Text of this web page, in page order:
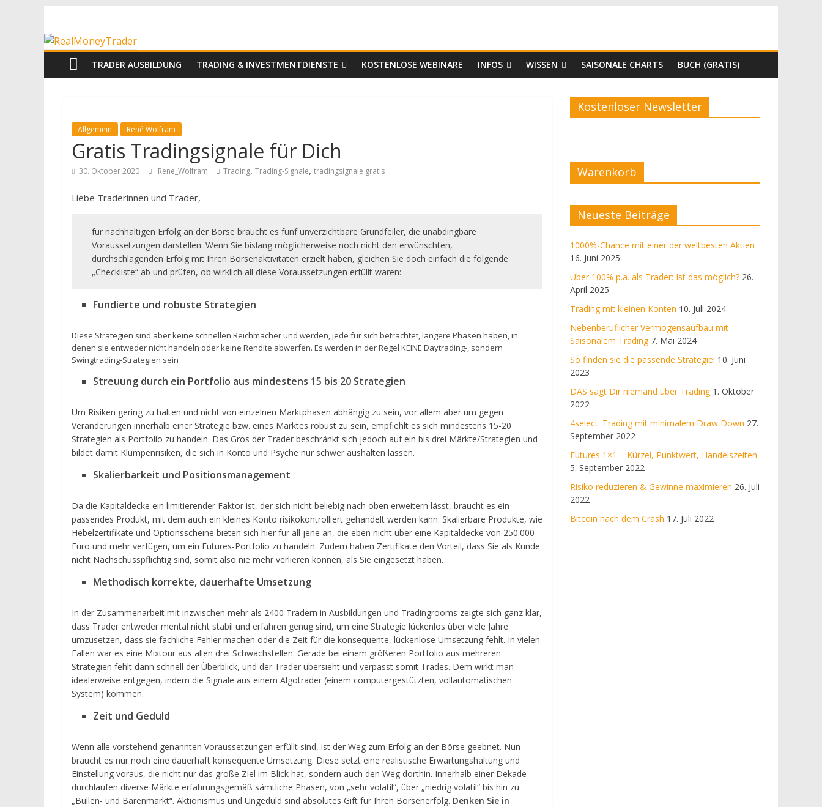
springen
RealMoneyTrader
Echtgeld-
Trading
TRADER AUSBILDUNG TRADING & INVESTMENTDIENSTE KOSTENLOSE WEBINARE INFOS WISSEN SAISONALE CHARTS BUCH (GRATIS)
Allgemein René Wolfram
Gratis Tradingsignale für Dich
30. Oktober 2020 Rene_Wolfram Trading, Trading-Signale, tradingsignale gratis
Liebe Traderinnen und Trader,
für nachhaltigen Erfolg an der Börse braucht es fünf unverzichtbare Grundfeiler, die unabdingbare
Voraussetzungen darstellen. Wenn Sie bislang möglicherweise noch nicht den erwünschten,
durchschlagenden Erfolg mit Ihren Börsenaktivitäten erzielt haben, gleichen Sie doch einfach die folgende
„Checkliste“ ab und prüfen, ob wirklich all diese Voraussetzungen erfüllt waren:
Fundierte und robuste Strategien
Diese Strategien sind aber keine schnellen Reichmacher und werden, jede für sich betrachtet, längere Phasen haben, in
denen sie entweder nicht handeln oder keine Rendite abwerfen. Es werden in der Regel KEINE Daytrading-, sondern
Swingtrading-Strategien sein
Streuung durch ein Portfolio aus mindestens 15 bis 20 Strategien
Um Risiken gering zu halten und nicht von einzelnen Marktphasen abhängig zu sein, vor allem aber um gegen
Veränderungen innerhalb einer Strategie bzw. eines Marktes robust zu sein, empfiehlt es sich mindestens 15-20
Strategien als Portfolio zu handeln. Das Gros der Trader beschränkt sich jedoch auf ein bis drei Märkte/Strategien und
bildet damit Klumpenrisiken, die sich in Konto und Psyche nur schwer aushalten lassen.
Skalierbarkeit und Positionsmanagement
Da die Kapitaldecke ein limitierender Faktor ist, der sich nicht beliebig nach oben erweitern lässt, braucht es ein
passendes Produkt, mit dem auch ein kleines Konto risikokontrolliert gehandelt werden kann. Skalierbare Produkte, wie
Hebelzertifikate und Optionsscheine bieten sich hier für all jene an, die eben nicht über eine Kapitaldecke von 250.000
Euro und mehr verfügen, um ein Futures-Portfolio zu handeln. Zudem haben Zertifikate den Vorteil, dass Sie als Kunde
nicht Nachschusspflichtig sind, somit also nie mehr verlieren können, als Sie eingesetzt haben.
Methodisch korrekte, dauerhafte Umsetzung
In der Zusammenarbeit mit inzwischen mehr als 2400 Tradern in Ausbildungen und Tradingrooms zeigte sich ganz klar,
dass Trader entweder mental nicht stabil und erfahren genug sind, um eine Strategie lückenlos über viele Jahre
umzusetzen, dass sie fachliche Fehler machen oder die Zeit für die konsequente, lückenlose Umsetzung fehlt. In vielen
Fällen war es eine Mixtour aus allen drei Schwachstellen. Gerade bei einem größeren Portfolio aus mehreren
Strategien fehlt dann schnell der Überblick, und der Trader übersieht und verpasst somit Trades. Dem wirkt man
idealerweise entgegen, indem die Signale aus einem Algotrader (einem computergestützten, vollautomatischen
System) kommen.
Zeit und Geduld
Wenn alle vorstehend genannten Voraussetzungen erfüllt sind, ist der Weg zum Erfolg an der Börse geebnet. Nun
braucht es nur noch eine dauerhaft konsequente Umsetzung. Diese setzt eine realistische Erwartungshaltung und
Einstellung voraus, die nicht nur das große Ziel im Blick hat, sondern auch den Weg dorthin. Innerhalb einer Dekade
durchlaufen diverse Märkte erfahrungsgemäß sämtliche Phasen, von „sehr volatil“, über „niedrig volatil“ bis hin zu
„Bullen- und Bärenmarkt“. Aktionismus und Ungeduld sind absolutes Gift für Ihren Börsenerfolg. Denken Sie in
Kostenloser Newsletter
Warenkorb
Neueste Beiträge
1000%-Chance mit einer der weltbesten Aktien
16. Juni 2025
Über 100% p.a. als Trader: Ist das möglich? 26.
April 2025
Trading mit kleinen Konten 10. Juli 2024
Nebenberuflicher Vermögensaufbau mit
Saisonalem Trading 7. Mai 2024
So finden sie die passende Strategie! 10. Juni
2023
DAS sagt Dir niemand über Trading 1. Oktober
2022
4select: Trading mit minimalem Draw Down 27.
September 2022
Futures 1×1 – Kürzel, Punktwert, Handelszeiten
5. September 2022
Risiko reduzieren & Gewinne maximieren 26. Juli
2022
Bitcoin nach dem Crash 17. Juli 2022